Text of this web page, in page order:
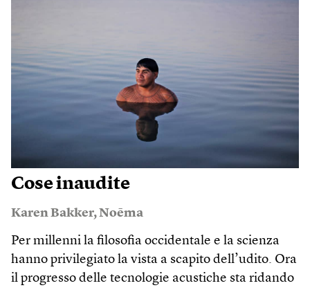
Cose inaudite
Karen Bakker,Noēma
Per millenni la filosofia occidentale e la scienza
hanno privilegiato la vista a scapito dell’udito. Ora
il progresso delle tecnologie acustiche sta ridando